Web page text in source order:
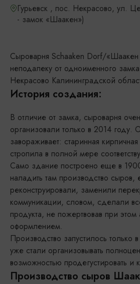
Гурьевск , пос. Некрасово, ул.
- замок «Шаакен»)
Сыроварня Schaaken Dorf/
неподалеку от одноименного
Некрасово Калининградской
История создания:
В отличие от замка, сыроварня
организовали только в 2014 году.
завораживает: старинная
стропила в полной мере
Само здание построено еще в
наладить там производство сыров,
реконструировали, заменили
коммуникации, словом, сделали
продукта, не пожертвовав при этом
оформлением.
Производство запустилось только
уже стали организовывать
возможностью продегустировать и
Производство сыров